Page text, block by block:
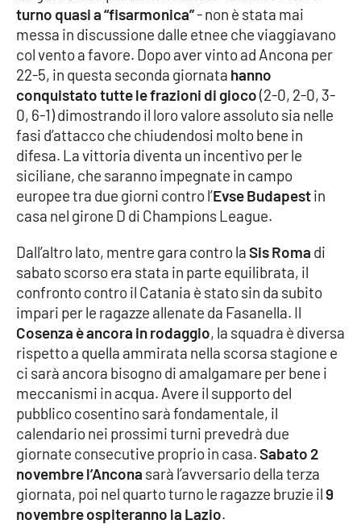
Sanità
Società
Sport
RUBRICHE
Good Morning Vietnam
Leggendo Alvaro insieme
Imprese Di Calabria
Le perfidie di Antonella Grippo
Venti di comunicazione
STREAMING
LaC TV
turno quasi a “fisarmonica”- non è stata mai
messa in discussione dalle etnee che viaggiavano
col vento a favore. Dopo aver vinto ad Ancona per
22-5, in questa seconda giornata hanno
conquistato tutte le frazioni di gioco(2-0, 2-0, 3-
0, 6-1) dimostrando il loro valore assoluto sia nelle
fasi d’attacco che chiudendosi molto bene in
difesa. La vittoria diventa un incentivo per le
siciliane, che saranno impegnate in campo
europee tra due giorni contro l’Evse Budapestin
casa nel girone D di Champions League.
Dall’altro lato, mentre gara contro laSis Roma di
sabato scorso era stata in parte equilibrata, il
confronto contro il Catania è stato sin da subito
impari per le ragazze allenate da Fasanella. Il
Cosenza è ancora in rodaggio, la squadra è diversa
rispetto a quella ammirata nella scorsa stagione e
ci sarà ancora bisogno di amalgamare per bene i
meccanismi in acqua. Avere il supporto del
pubblico cosentino sarà fondamentale, il
calendario nei prossimi turni prevedrà due
giornate consecutive proprio in casa.Sabato 2
novembre l’Ancona sarà l’avversario della terza
giornata, poi nel quarto turno le ragazze bruzie il9
novembre ospiteranno la Lazio.